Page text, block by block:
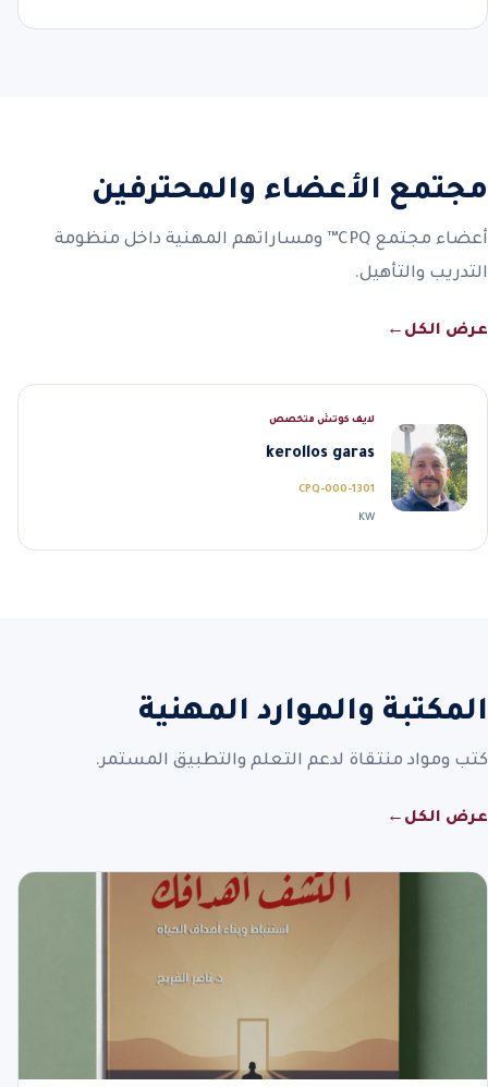
مجتمع الأعضاء والمحترفين
أعضاء مجتمع CPQ™ ومساراتهم المهنية داخل منظومة
التدريب والتأهيل.
عرض الكل ←
لايف كوتش متخصص
kerollos garas
CPQ-000-1301
KW
المكتبة والموارد المهنية
كتب ومواد منتقاة لدعم التعلم والتطبيق المستمر.
عرض الكل ←